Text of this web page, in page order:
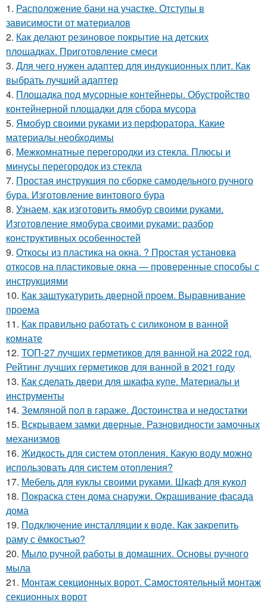
1. Расположение бани на участке. Отступы в
зависимости от материалов
2. Как делают резиновое покрытие на детских
площадках. Приготовление смеси
3. Для чего нужен адаптер для индукционных плит. Как
выбрать лучший адаптер
4. Площадка под мусорные контейнеры. Обустройство
контейнерной площадки для сбора мусора
5. Ямобур своими руками из перфоратора. Какие
материалы необходимы
6. Межкомнатные перегородки из стекла. Плюсы и
минусы перегородок из стекла
7. Простая инструкция по сборке самодельного ручного
бура. Изготовление винтового бура
8. Узнаем, как изготовить ямобур своими руками.
Изготовление ямобура своими руками: разбор
конструктивных особенностей
9. Откосы из пластика на окна. ? Простая установка
откосов на пластиковые окна — проверенные способы с
инструкциями
10. Как заштукатурить дверной проем. Выравнивание
проема
11. Как правильно работать с силиконом в ванной
комнате
12. ТОП-27 лучших герметиков для ванной на 2022 год.
Рейтинг лучших герметиков для ванной в 2021 году
13. Как сделать двери для шкафа купе. Материалы и
инструменты
14. Земляной пол в гараже. Достоинства и недостатки
15. Вскрываем замки дверные. Разновидности замочных
механизмов
16. Жидкость для систем отопления. Какую воду можно
использовать для систем отопления?
17. Мебель для куклы своими руками. Шкаф для кукол
18. Покраска стен дома снаружи. Окрашивание фасада
дома
19. Подключение инсталляции к воде. Как закрепить
раму с ёмкостью?
20. Мыло ручной работы в домашних. Основы ручного
мыла
21. Монтаж секционных ворот. Самостоятельный монтаж
секционных ворот